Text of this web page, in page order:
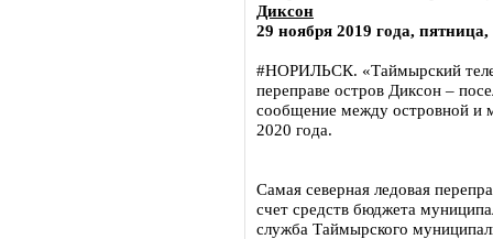
Диксон
29 ноября 2019 года, пятница,
#НОРИЛЬСК. «Таймырский
переправе остров Диксон –
сообщение между островной и
2020 года.
Самая северная ледовая
счет средств бюджета
служба Таймырского